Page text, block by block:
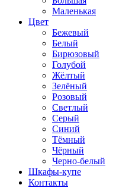
Маленькая
Цвет
Бежевый
Белый
Бирюзовый
Голубой
Жёлтый
Зелёный
Розовый
Светлый
Серый
Синий
Тёмный
Чёрный
Черно-белый
Шкафы-купе
Контакты